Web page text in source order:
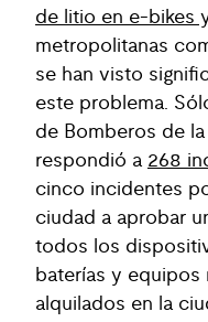
de litio en e-bikes
metropolitanas
se han visto
este problema.
de Bomberos de
respondió a 268
cinco incidentes
ciudad a aprobar
todos los
baterías y
alquilados en la